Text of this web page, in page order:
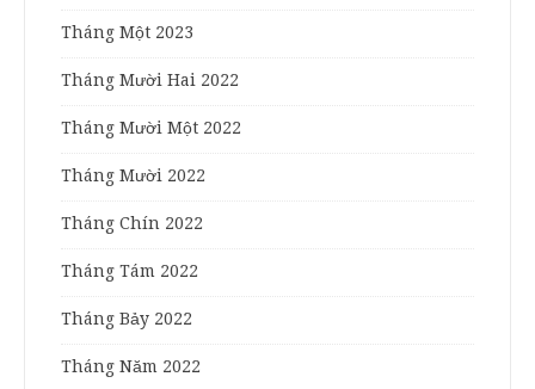
Tháng Một 2023
Tháng Mười Hai 2022
Tháng Mười Một 2022
Tháng Mười 2022
Tháng Chín 2022
Tháng Tám 2022
Tháng Bảy 2022
Tháng Năm 2022